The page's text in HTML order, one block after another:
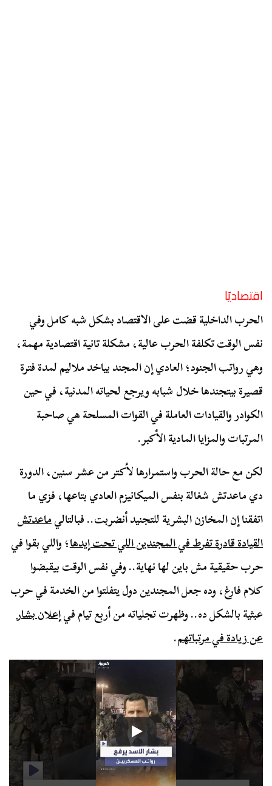
اقتصاديًا
الحرب الداخلية قضت على الاقتصاد بشكل شبه كامل وفي
نفس الوقت تكلفة الحرب عالية، مشكلة تانية اقتصادية مهمة،
وهي رواتب الجنود؛ العادي إن المجند بياخد ملاليم لمدة فترة
قصيرة بيتجندها خلال شبابه ويرجع لحياته المدنية، في حين
الكوادر والقيادات العاملة في القوات المسلحة هي صاحبة
المرتبات والمزايا المادية الأكبر.
لكن مع حالة الحرب واستمرارها لأكتر من عشر سنين، الدورة
دي ماعدتش شغالة بنفس الميكانيزم العادي بتاعها، فزي ما
اتفقنا إن المخازن البشرية للتجنيد أنضربت.. فبالتاليماعدتش
القيادة قادرة تفرط في المجندين اللي تحت إيدها؛ واللي بقوا في
حرب حقيقية مش باين لها نهاية.. وفي نفس الوقت بيقبضوا
كلام فارغ، وده جعل المجندين دول يتفلتوا من الخدمة في حرب
عبثية بالشكل ده.. وظهرت تجلياته من أربع تيام فيإعلان بشار
عن زيادة في مرتباتهم.